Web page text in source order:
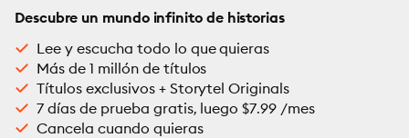
Descubre un mundo infinito de historias
Lee y escucha todo lo que quieras
Más de 1 millón de títulos
Títulos exclusivos + Storytel Originals
7 días de prueba gratis, luego $7.99 /mes
Cancela cuando quieras